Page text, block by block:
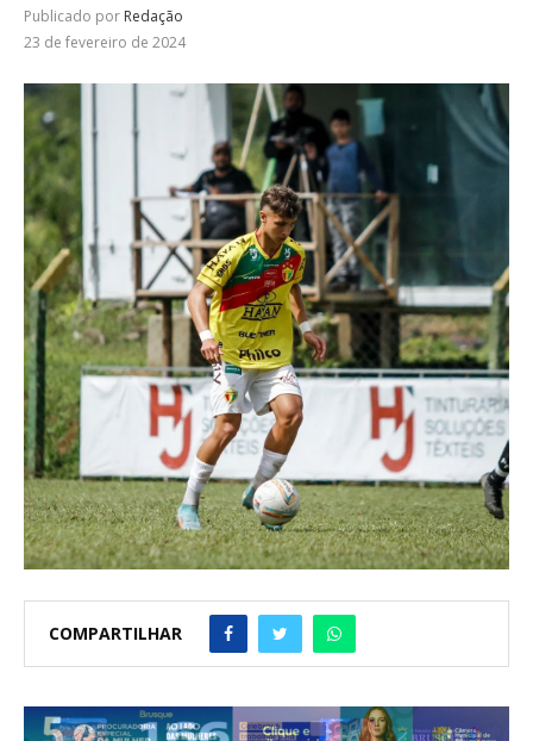
Publicado por Redação
23 de fevereiro de 2024
COMPARTILHAR